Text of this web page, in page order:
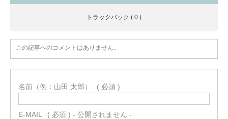
トラックバック ( 0 )
この記事へのコメントはありません。
名前（例：山田 太郎） ( 必須 )
E-MAIL ( 必須 ) - 公開されません -